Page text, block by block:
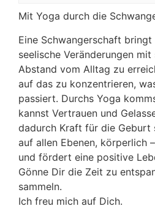
Mit Yoga durch die
Eine Schwangerschaft
seelische Veränderungen
Abstand vom Alltag zu
auf das zu konzentrieren,
passiert. Durchs Yoga
kannst Vertrauen und
dadurch Kraft für die Geburt
auf allen Ebenen, körperlich
und fördert eine positive
Gönne Dir die Zeit zu
sammeln.
Ich freu mich auf Dich.